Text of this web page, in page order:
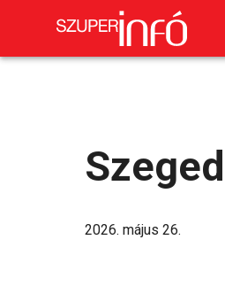
2026. május 26.